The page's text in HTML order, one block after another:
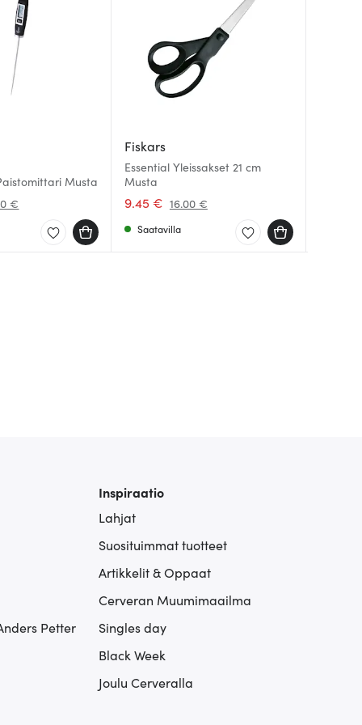
Musta
€
Fiskars
Essential Yleissakset 21 cm
Musta
9.45 € 16.00 €
Saatavilla
Petter
Inspiraatio
Lahjat
Suosituimmat tuotteet
Artikkelit & Oppaat
Cerveran Muumimaailma
Singles day
Black Week
Joulu Cerveralla